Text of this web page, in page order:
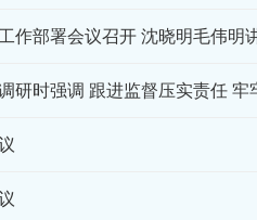
作部署会议召开 沈晓明毛伟明
研时强调 跟进监督压实责任 牢